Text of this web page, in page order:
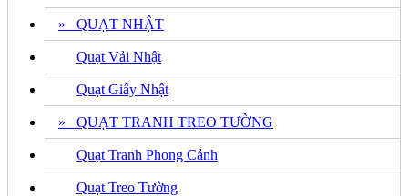
» QUẠT NHẬT
Quạt Vải Nhật
Quạt Giấy Nhật
» QUẠT TRANH TREO TƯỜNG
Quạt Tranh Phong Cảnh
Quạt Treo Tường